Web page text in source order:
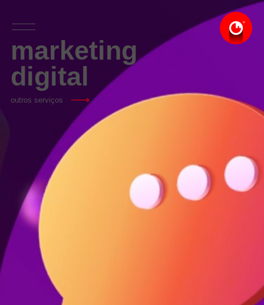
marketing
digital
outros serviços